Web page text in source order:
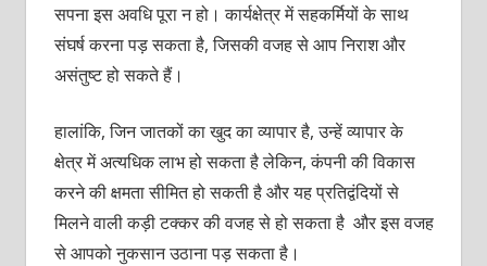
सपना इस अवधि पूरा न हो। कार्यक्षेत्र में सहकर्मियों के साथ
संघर्ष करना पड़ सकता है, जिसकी वजह से आप निराश और
असंतुष्ट हो सकते हैं।
हालांकि, जिन जातकों का खुद का व्यापार है, उन्हें व्यापार के
क्षेत्र में अत्यधिक लाभ हो सकता है लेकिन, कंपनी की विकास
करने की क्षमता सीमित हो सकती है और यह प्रतिद्वंदियों से
मिलने वाली कड़ी टक्कर की वजह से हो सकता है और इस वजह
से आपको नुकसान उठाना पड़ सकता है।